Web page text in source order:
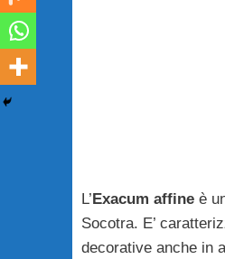
L’Exacum affineè
Socotra. E’
decorative anche in